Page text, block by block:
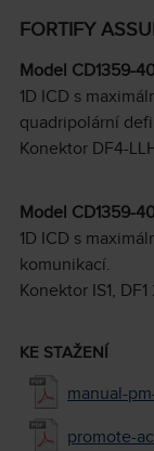
FORTIFY
Model CD1359-
1D ICD s
quadripolární
Konektor DF4-
Model CD1359-
1D ICD s
komunikací.
Konektor IS1, DF1
KE STAŽENÍ
manual-
promote-